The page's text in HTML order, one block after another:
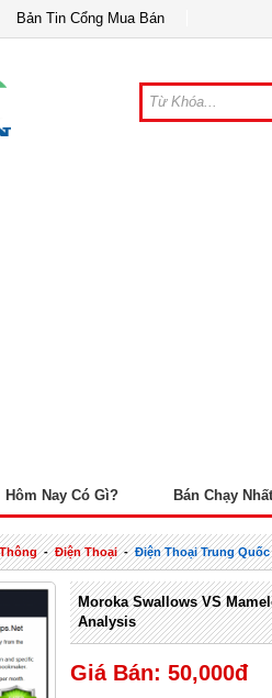
Bản Tin Cổng Mua Bán
Hôm Nay Có Gì? Bán Chạy Nhất
-Điện Thoại-Điện Thoại Trung Quốc
Moroka Swallows VS
Analysis
Giá Bán: 50,000đ